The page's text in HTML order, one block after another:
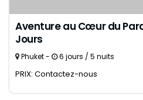
Aventure au Cœur du
Jours
Phuket - 6 jours / 5 nuits
PRIX: Contactez-nous